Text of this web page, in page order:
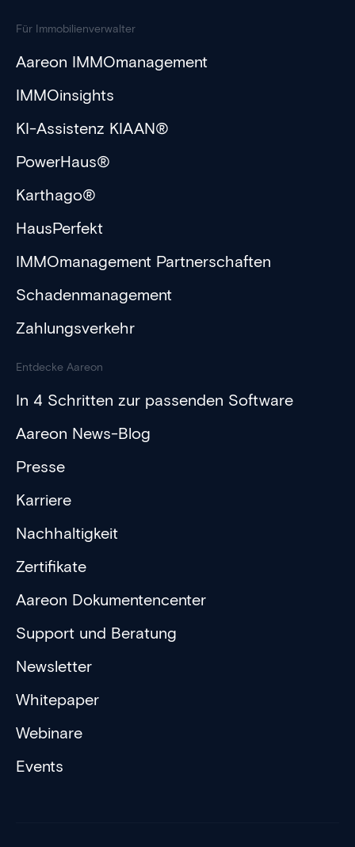
Für Immobilienverwalter
Aareon IMMOmanagement
IMMOinsights
KI-Assistenz KIAAN®
PowerHaus®
Karthago®
HausPerfekt
IMMOmanagement Partnerschaften
Schadenmanagement
Zahlungsverkehr
Entdecke Aareon
In 4 Schritten zur passenden Software
Aareon News-Blog
Presse
Karriere
Nachhaltigkeit
Zertifikate
Aareon Dokumentencenter
Support und Beratung
Newsletter
Whitepaper
Webinare
Events